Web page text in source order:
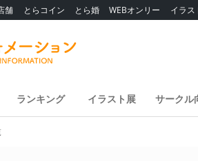
舗 とらコイン とら婚 WEBオンリー イラス
ランキング イラスト展 サークル